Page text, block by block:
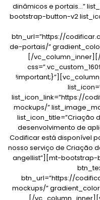
dinâmicos e portais…”
bootstrap-button-v2
btn_url=”https://
de-portais/”
[/
list_icon_link=”https://
mockups/”
list_icon_title=”Criação
desenvolvimento de
Codificar está disponível
nosso serviço de Criação
angellist”][mt-bootstrap-
btn_url=”https://
mockups/”